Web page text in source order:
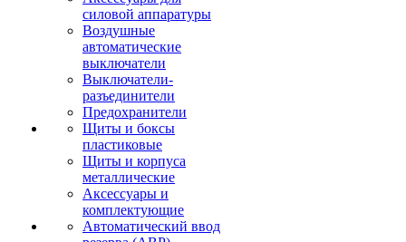
силовой аппаратуры
Воздушные
автоматические
выключатели
Выключатели-
разъединители
Предохранители
Щиты и боксы
пластиковые
Щиты и корпуса
металлические
Аксессуары и
комплектующие
Автоматический ввод